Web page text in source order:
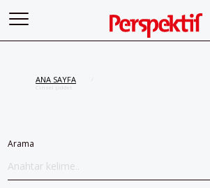
ANA SAYFA
Cinsel şiddet
Arama